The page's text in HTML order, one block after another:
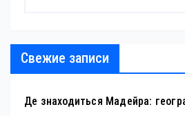
Свежие записи
Де знаходиться Мадейра: